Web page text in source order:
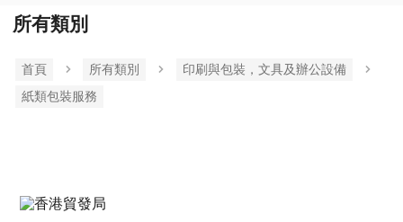
所有類別
首頁 所有類別
印刷與包裝，文具及辦公設備
紙類包裝服務